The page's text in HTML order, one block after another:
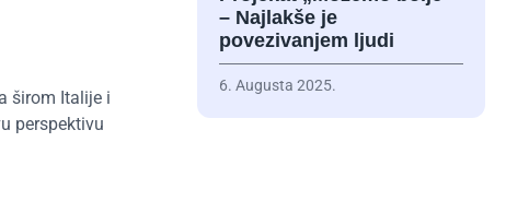
širom Italije i
perspektivu
– Najlakše je
povezivanjem ljudi
6. Augusta 2025.